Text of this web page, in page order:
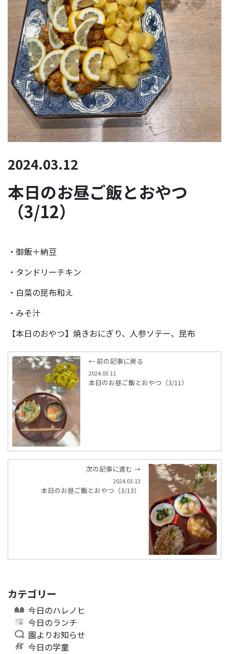
2024.03.12
本日のお昼ご飯とおやつ
（3/12）
・御飯＋納豆
・タンドリーチキン
・白菜の昆布和え
・みそ汁
【本日のおやつ】焼きおにぎり、人参ソテー、昆布
← 前の記事に戻る
2024.03.11
本日のお昼ご飯とおやつ（3/11）
次の記事に進む →
2024.03.13
本日のお昼ご飯とおやつ（3/13）
カテゴリー
今日のハレノヒ
今日のランチ
園よりお知らせ
今日の学童